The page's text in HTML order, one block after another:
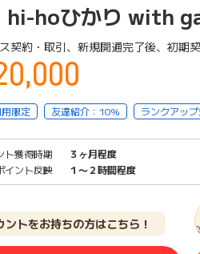
hi-hoひかり with
契約・取引、新規開通完了後、初期
限定 友達紹介：10% ランクアッ
ト獲得時期
３ヶ月程度
イント反映
１〜２時間程度
ントをお持ちの方はこちら！